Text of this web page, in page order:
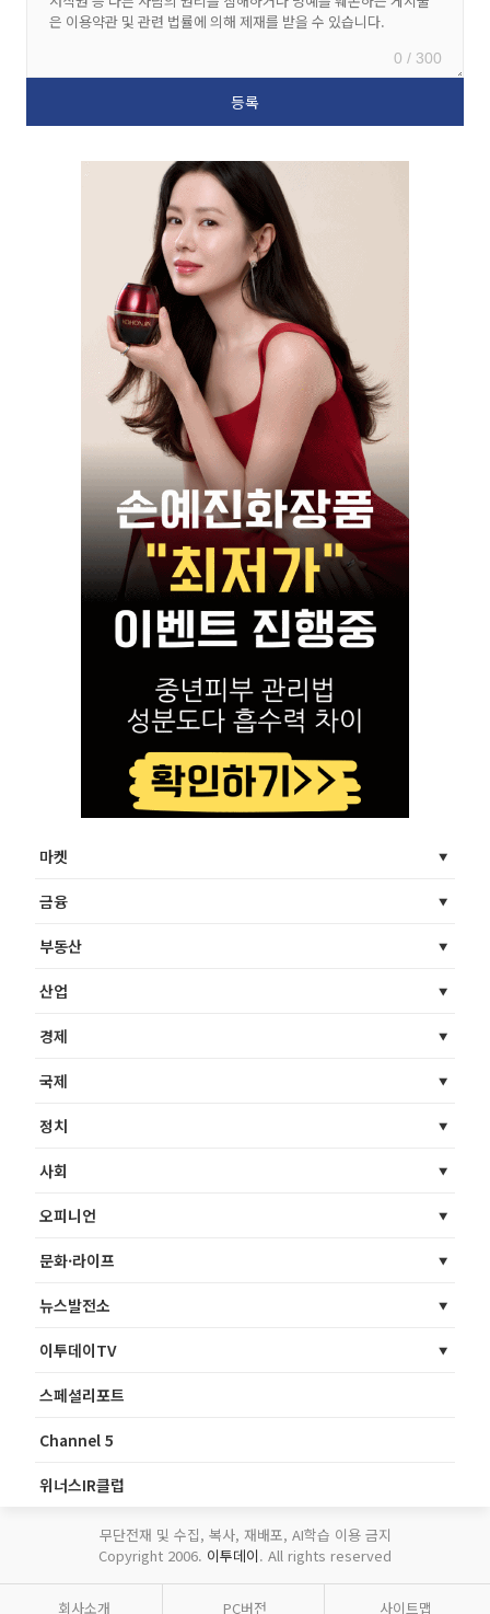
0 / 300
마켓
금융
부동산
산업
경제
국제
정치
사회
오피니언
문화·라이프
뉴스발전소
이투데이TV
스페셜리포트
Channel 5
위너스IR클럽
무단전재 및 수집, 복사, 재배포, AI학습 이용 금지
Copyright 2006. 이투데이. All rights reserved
회사소개 PC버전 사이트맵